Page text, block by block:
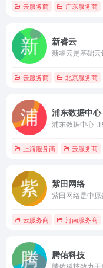
云服务商 广东服务商
新睿云
云服务商 北京服务商
浦东数据中心
上海服务商 云服务商
紫田网络
云服务商 河南服务商
腾佑科技